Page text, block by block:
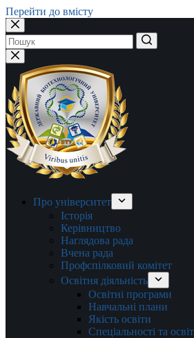
Перейти до вмісту
Немає
результатів
Про університет
Історія
Керівництво
Наглядова рада
Вчена рада
Профспілковий комітет
Освітня діяльність
Освітні програми
Навчальні плани
Якість освіти
Спеціальності та